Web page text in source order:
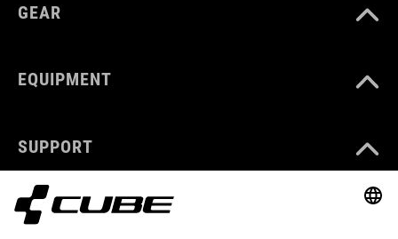
GEAR
EQUIPMENT
SUPPORT
ABOUT US